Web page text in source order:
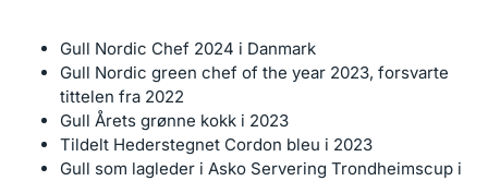
Gull Nordic Chef 2024 i Danmark
Gull Nordic green chef of the year 2023, forsvarte
tittelen fra 2022
Gull Årets grønne kokk i 2023
Tildelt Hederstegnet Cordon bleu i 2023
Gull som lagleder i Asko Servering Trondheimscup i